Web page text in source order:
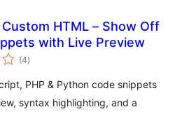
HTML – Show Off
with Live Preview
(4vērtējumu
kopsumma
)
PHP & Python code snippets
syntax highlighting, and a